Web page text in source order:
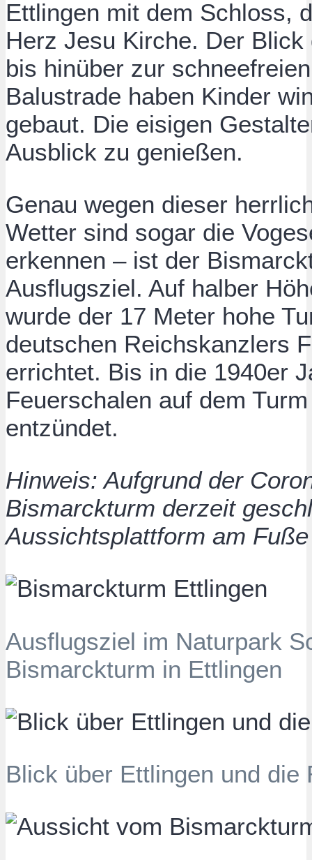
Ettlingen mit dem Schloss,
Herz Jesu Kirche. Der
bis hinüber zur
Balustrade haben Kinder
gebaut. Die eisigen
Ausblick zu genießen.
Genau wegen dieser
Wetter sind sogar die
erkennen – ist der
Ausflugsziel. Auf halber
wurde der 17 Meter hohe
deutschen Reichskanzlers
errichtet. Bis in die 1940er
Feuerschalen auf dem
entzündet.
Hinweis: Aufgrund der
Bismarckturm derzeit
Aussichtsplattform am
Ausflugsziel im Naturpark
Bismarckturm in Ettlingen
Blick über Ettlingen und die